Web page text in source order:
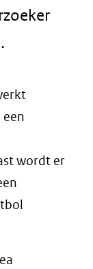
wordt er